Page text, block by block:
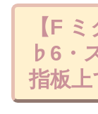
【F
♭6・
指板上